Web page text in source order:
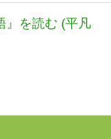
』を読む (平凡